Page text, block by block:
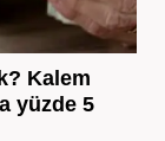
Kalem
yüzde 5